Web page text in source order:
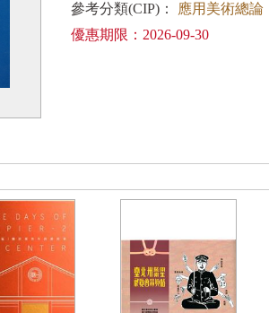
參考分類(CIP)：
應用美術總論
優惠期限：2026-09-30